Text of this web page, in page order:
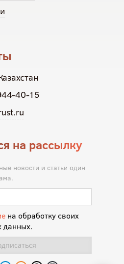
40-15
на рассылку
новости и статьи один
на обработку своих
данных.